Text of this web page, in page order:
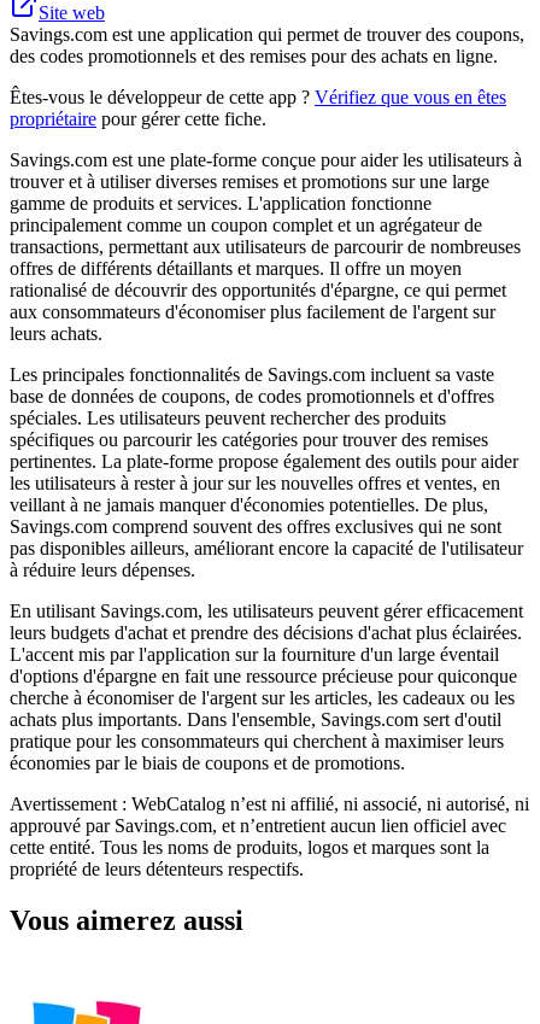
Site web
Savings.com est une application qui permet de trouver des coupons,
des codes promotionnels et des remises pour des achats en ligne.
Êtes-vous le développeur de cette app ? Vérifiez que vous en êtes
propriétaire pour gérer cette fiche.
Savings.com est une plate-forme conçue pour aider les utilisateurs à
trouver et à utiliser diverses remises et promotions sur une large
gamme de produits et services. L'application fonctionne
principalement comme un coupon complet et un agrégateur de
transactions, permettant aux utilisateurs de parcourir de nombreuses
offres de différents détaillants et marques. Il offre un moyen
rationalisé de découvrir des opportunités d'épargne, ce qui permet
aux consommateurs d'économiser plus facilement de l'argent sur
leurs achats.
Les principales fonctionnalités de Savings.com incluent sa vaste
base de données de coupons, de codes promotionnels et d'offres
spéciales. Les utilisateurs peuvent rechercher des produits
spécifiques ou parcourir les catégories pour trouver des remises
pertinentes. La plate-forme propose également des outils pour aider
les utilisateurs à rester à jour sur les nouvelles offres et ventes, en
veillant à ne jamais manquer d'économies potentielles. De plus,
Savings.com comprend souvent des offres exclusives qui ne sont
pas disponibles ailleurs, améliorant encore la capacité de l'utilisateur
à réduire leurs dépenses.
En utilisant Savings.com, les utilisateurs peuvent gérer efficacement
leurs budgets d'achat et prendre des décisions d'achat plus éclairées.
L'accent mis par l'application sur la fourniture d'un large éventail
d'options d'épargne en fait une ressource précieuse pour quiconque
cherche à économiser de l'argent sur les articles, les cadeaux ou les
achats plus importants. Dans l'ensemble, Savings.com sert d'outil
pratique pour les consommateurs qui cherchent à maximiser leurs
économies par le biais de coupons et de promotions.
Avertissement : WebCatalog n’est ni affilié, ni associé, ni autorisé, ni
approuvé par Savings.com, et n’entretient aucun lien officiel avec
cette entité. Tous les noms de produits, logos et marques sont la
propriété de leurs détenteurs respectifs.
Vous aimerez aussi